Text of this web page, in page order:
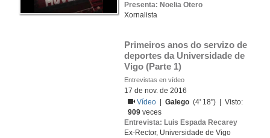
Presenta: Noelia Otero
Xornalista
Primeiros anos do servizo de
deportes da Universidade de
Vigo (Parte 1)
Entrevistas en vídeo
17 de nov. de 2016
Vídeo
|Galego (4' 18'') | Visto:
909 veces
Entrevista: Luis Espada Recarey
Ex-Rector, Universidade de Vigo